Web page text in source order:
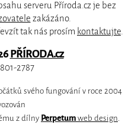
serveru Příroda.cz je bez
zakázáno.
tak nás prosím kontaktujte.
PŘÍRODA.cz
2787
svého fungování v roce 2004
z dílny Perpetum web design